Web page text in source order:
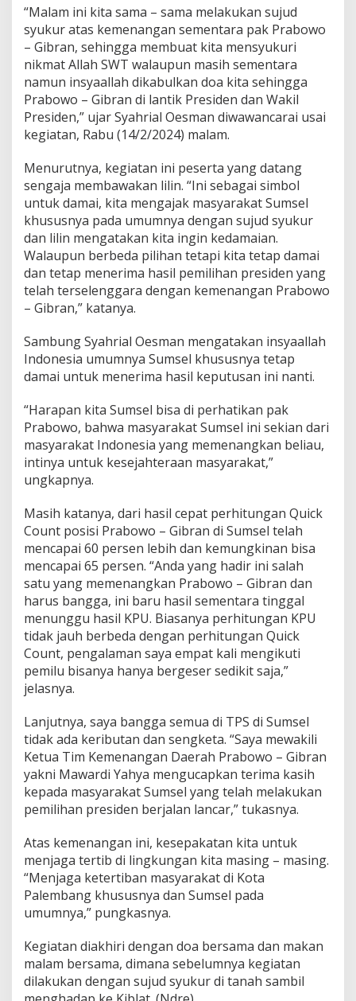
m
o
r
U
u
t
0
1
d
n
0
“Malam ini kita sama – sama melakukan sujud
syukur atas kemenangan sementara pak Prabowo
– Gibran, sehingga membuat kita mensyukuri
nikmat Allah SWT walaupun masih sementara
namun insyaallah dikabulkan doa kita sehingga
Prabowo – Gibran di lantik Presiden dan Wakil
Presiden,” ujar Syahrial Oesman diwawancarai usai
kegiatan, Rabu (14/2/2024) malam.
Menurutnya, kegiatan ini peserta yang datang
sengaja membawakan lilin. “Ini sebagai simbol
untuk damai, kita mengajak masyarakat Sumsel
khususnya pada umumnya dengan sujud syukur
dan lilin mengatakan kita ingin kedamaian.
Walaupun berbeda pilihan tetapi kita tetap damai
dan tetap menerima hasil pemilihan presiden yang
telah terselenggara dengan kemenangan Prabowo
– Gibran,” katanya.
Sambung Syahrial Oesman mengatakan insyaallah
Indonesia umumnya Sumsel khususnya tetap
damai untuk menerima hasil keputusan ini nanti.
“Harapan kita Sumsel bisa di perhatikan pak
Prabowo, bahwa masyarakat Sumsel ini sekian dari
masyarakat Indonesia yang memenangkan beliau,
intinya untuk kesejahteraan masyarakat,”
ungkapnya.
Masih katanya, dari hasil cepat perhitungan Quick
Count posisi Prabowo – Gibran di Sumsel telah
mencapai 60 persen lebih dan kemungkinan bisa
mencapai 65 persen. “Anda yang hadir ini salah
satu yang memenangkan Prabowo – Gibran dan
harus bangga, ini baru hasil sementara tinggal
menunggu hasil KPU. Biasanya perhitungan KPU
tidak jauh berbeda dengan perhitungan Quick
Count, pengalaman saya empat kali mengikuti
pemilu bisanya hanya bergeser sedikit saja,”
jelasnya.
Lanjutnya, saya bangga semua di TPS di Sumsel
tidak ada keributan dan sengketa. “Saya mewakili
Ketua Tim Kemenangan Daerah Prabowo – Gibran
yakni Mawardi Yahya mengucapkan terima kasih
kepada masyarakat Sumsel yang telah melakukan
pemilihan presiden berjalan lancar,” tukasnya.
Atas kemenangan ini, kesepakatan kita untuk
menjaga tertib di lingkungan kita masing – masing.
“Menjaga ketertiban masyarakat di Kota
Palembang khususnya dan Sumsel pada
umumnya,” pungkasnya.
Kegiatan diakhiri dengan doa bersama dan makan
malam bersama, dimana sebelumnya kegiatan
dilakukan dengan sujud syukur di tanah sambil